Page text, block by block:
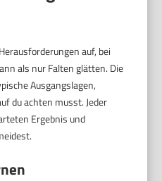
auf, bei
als nur Falten glätten. Die
Ausgangslagen,
du achten musst. Jeder
Ergebnis und